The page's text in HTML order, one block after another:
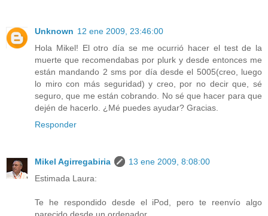
Unknown 12 ene 2009, 23:46:00
Hola Mikel! El otro día se me ocurrió hacer el test de la
muerte que recomendabas por plurk y desde entonces me
están mandando 2 sms por día desde el 5005(creo, luego
lo miro con más seguridad) y creo, por no decir que, sé
seguro, que me están cobrando. No sé que hacer para que
dején de hacerlo. ¿Mé puedes ayudar? Gracias.
Responder
Mikel Agirregabiria
13 ene 2009, 8:08:00
Estimada Laura:
Te he respondido desde el iPod, pero te reenvío algo